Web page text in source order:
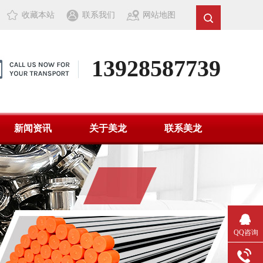
收藏本站 联系我们 网站地图
13928587739
新闻资讯 关于美龙 联系美龙
QQ咨询